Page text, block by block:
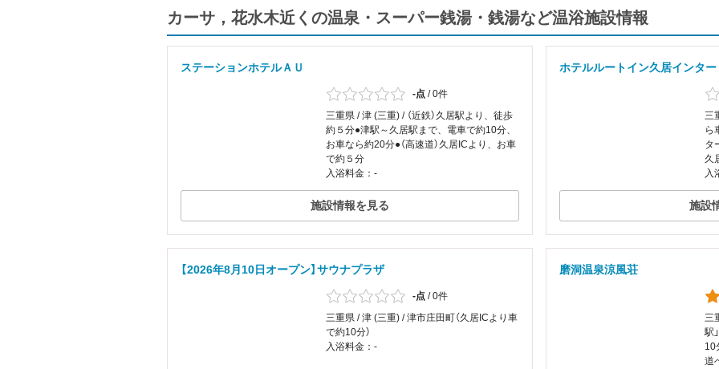
カーサ，花水木近くの温泉・スーパー銭湯・銭湯など温浴施設情報
ステーションホテルＡＵ
-点 /0件
三重県 / 津 (三重) / （近鉄）久居駅より、徒歩
約５分●津駅～久居駅まで、電車で約10分、
お車なら約20分●（高速道）久居ICより、お車
で約５分
入浴料金：-
施設情報を見る
ホテルルートイン久居インター
三
ら
タ
久
入
施設
【2026年8月10日オープン】サウナプラザ
-点 /0件
三重県 / 津 (三重) / 津市庄田町（久居ICより車
で約10分）
入浴料金：-
磨洞温泉涼風荘
三
駅
10
道